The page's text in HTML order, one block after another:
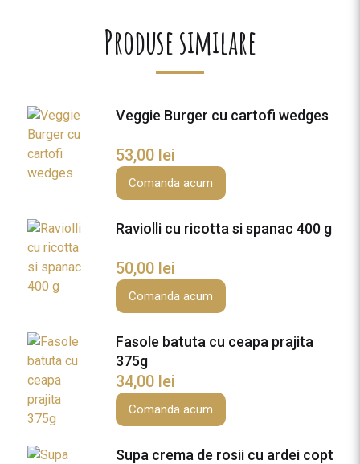
Produse similare
Veggie Burger cu cartofi wedges
53,00 lei
Comanda acum
Raviolli cu ricotta si spanac 400 g
50,00 lei
Comanda acum
Fasole batuta cu ceapa prajita
375g
34,00 lei
Comanda acum
Supa crema de rosii cu ardei copt